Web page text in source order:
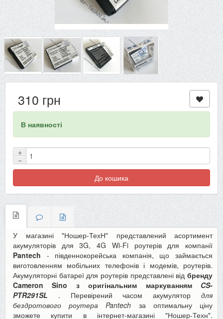
310 грн
В наявності
+
−
До кошика
У магазині "Ношер-ТехН" представлений асортимент
акумуляторів для 3G, 4G Wi-Fi роутерів для компанії
Pantech - південнокорейська компанія, що займається
виготовленням мобільних телефонів і модемів, роутерів.
Акумуляторні батареї для роутерів представлені від бренду
Cameron Sino з оригінальним маркуванням
CS-
PTR291SL
. Перевірений часом акумулятордля
бездротового роутера Pantech за оптимальну ціну
зможете купити в інтернет-магазині "Ношер-Техн".